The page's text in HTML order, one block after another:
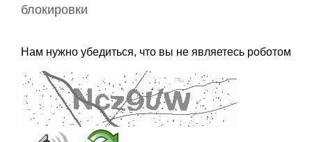
блокировки
Нам нужно убедиться, что вы не являетесь роботом